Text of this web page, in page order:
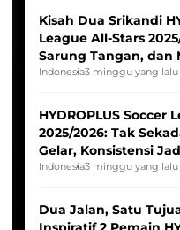
Kisah Dua Srikandi
League All-Stars
Sarung Tangan, dan
Pernah Padam
Indonesia3 minggu yang lalu
HYDROPLUS Soccer
2025/2026: Tak
Gelar, Konsistensi
Indonesia3 minggu yang lalu
Dua Jalan, Satu